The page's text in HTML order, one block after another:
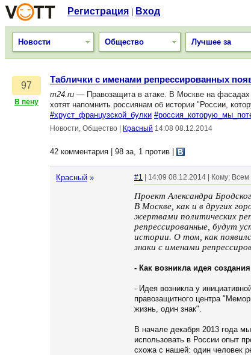
Регистрация Вход
Новости Общество Лучшее за
97
В пену
Таблички с именами репрессированных
m24.ru — Правозащита в атаке. В Москве на фасадах
хотят напомнить россиянам об истории "России,
#хруст_французской_булки
Новости, Общество Красный 14:08 08.12.2014
42 комментария | 98 за, 1 против
Красный » #1 | 14:09 08.12.2014 | Кому: Всем
Проект Александра
В Москве, как и в других
жертвами политических
репрессированные, будут
истории. О том, как
знаки с именами
- Как возникла идея
- Идея возникла у
правозащитного центра
жизнь, один знак".
В начале декабря 2013 года
использовать в России опыт
схожа с нашей: один человек